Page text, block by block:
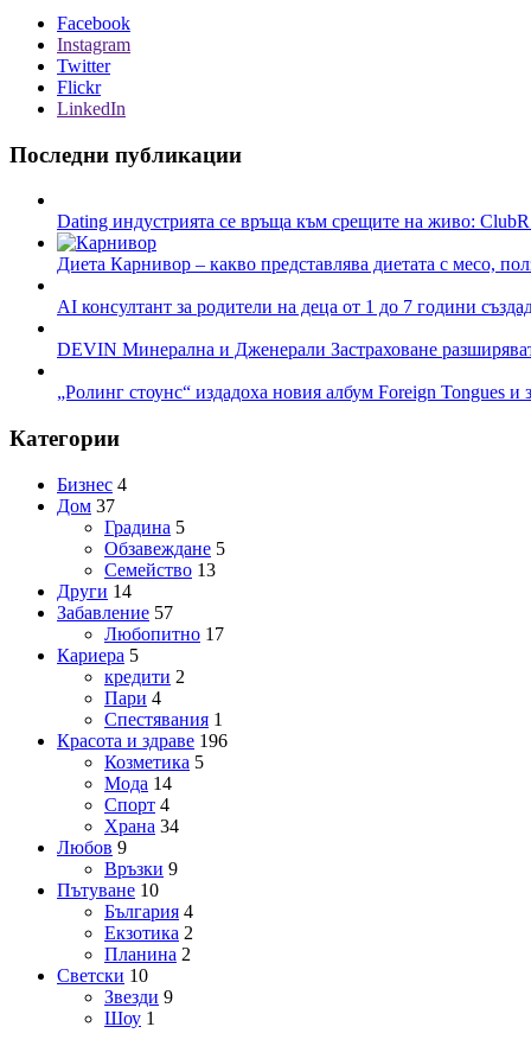
Facebook
Instagram
Twitter
Flickr
LinkedIn
Последни публикации
Dating индустрията се връща към срещите на живо:
Диета Карнивор – какво представлява диетата с месо,
AI консултант за родители на деца от 1 до 7 години
DEVIN Минерална и Дженерали Застраховане
„Ролинг стоунс“ издадоха новия албум Foreign Tongues и
Категории
Бизнес 4
Дом 37
Градина 5
Обзавеждане 5
Семейство 13
Други 14
Забавление 57
Любопитно 17
Кариера 5
кредити 2
Пари 4
Спестявания 1
Красота и здраве 196
Козметика 5
Мода 14
Спорт 4
Храна 34
Любов 9
Връзки 9
Пътуване 10
България 4
Екзотика 2
Планина 2
Светски 10
Звезди 9
Шоу 1